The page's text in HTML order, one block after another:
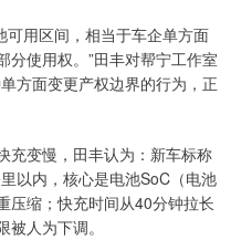
可用区间，相当于车企单方面
分使用权。”田丰对帮宁工作室
方面变更产权边界的行为，正
充变慢，田丰认为：新车标称
以内，核心是电池SoC（电池
压缩；快充时间从40分钟拉长
人为下调。